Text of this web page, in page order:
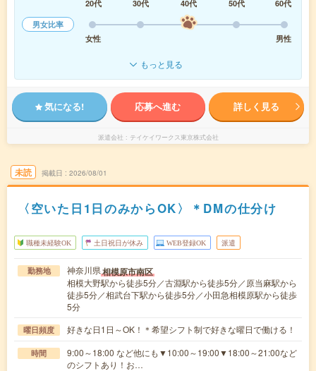
20代 30代 40代 50代
60代
男女比率
女性
男性
もっと見る
気になる! 応募へ進む 詳しく見る
派遣会社 テイケイワークス東京株式会社
未読 掲載日 2026/08/01
〈空いた日1日のみからOK〉＊DMの仕分け
職種未経験OK 土日祝日が休み WEB登録OK 派遣
勤務地 神奈川県相模原市南区
相模大野駅から徒歩5分／古淵駅から徒歩5分／原当麻駅から
徒歩5分／相武台下駅から徒歩5分／小田急相模原駅から徒歩
5分
曜日頻度 好きな日1日～OK！＊希望シフト制で好きな曜日で働ける！
時間
9:00～18:00 など他にも▼10:00～19:00▼18:00～21:00など
のシフトあり！お…